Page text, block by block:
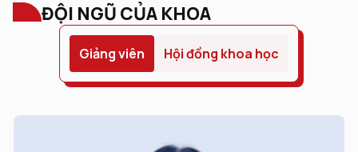
ĐỘI NGŨ CỦA KHOA
Giảng viên Hội đồng khoa học